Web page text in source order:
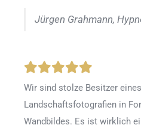
Jürgen Grahmann,
Wir sind stolze Besitzer
Landschaftsfotografien in
Wandbildes. Es ist wirklich